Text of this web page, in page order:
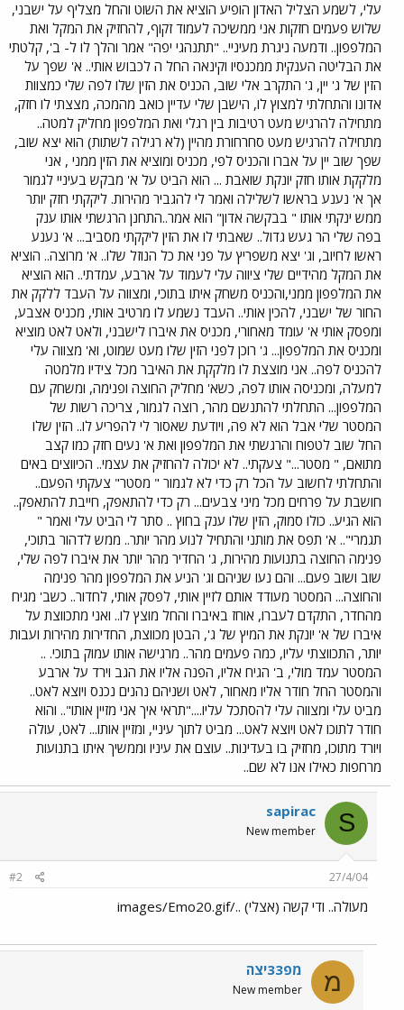
עלי, לשמע הצליל האדון הופיע הוציא את השוט והחל מצליף על ישבני,
שלוש פעמים חזקות אני ממשיכה לעמוד זקוף, להחזיק את המקל ואת
המלפפון.. ודמעה ניגרת מעיניי.. "תתנהגי יפה" אמר והלך לו ל- ב', קלטתי
את הבליטה הענקית ממכנסיו וקינאה החל ה לכבוש אותי.. א' שפך על
הזין של ג' יין, ג' התקרב אלי שוב, הכניס את הזין שלו לפה שלי כמצוות
אדונו והתחלתי למצוץ לו, הישבן שלי עדיין כואב מהמכה, מצצתי לו חזק,
מתחילה להרגיש מעט רטיבות בין רגלי ואת המלפפון מחליק למטה..
מתחילה להרגיש מעט סחרחורת מהיין (לא רגילה לשתות) הוא יצא שוב,
שפך שוב יין על אברו והכניס לפי, מכניס ומוציא את הזין ממני , אני
מלקקת אותו חזק יונקת שואבת ... הוא הביט על א' מבקש בעיניי לגמור
אך א' נענע בראשו לשלילה ואמר לי להגביר מהירות. ליקקתי חזק יותר
ממש ינקתי אותו " בבקשה אדון" הוא אמר..התחנן הרגשתי אותו ענק
בפה שלי הר געש גדול.. שאבתי לו את הזין ליקקתי מסביב... א' נענע
ראשו לחיוב, וג' יצא משפריץ על פני את כל הנוזל שלו.. א' מרוצה.. הוציא
את המקל מהידיים שלי ציווה עלי לעמוד על ארבע, עמדתי.. הוא הוציא
את המלפפון ממני,והכניס משחק איתו בתוכי, ומצווה על העבד ללקק את
החור של ישבני, להכין אותי.. העבד נשמע לו מרטיב אותי, מכניס אצבע,
ומפסק אותי א' עומד מאחורי, מכניס את איברו לישבני, ולאט לאט מוציא
ומכניס את המלפפון... ג' רוכן לפני הזין שלו מעט שמוט, וא' מצווה עלי
להכניס לפה.. אני מוצצת לו מלקקת את האיבר מכל צידיו מלמטה
למעלה, ומכניסה אותו לפה, כשא' מחליק החוצה ופנימה, ומשחק עם
המלפפון... התחלתי להתנשם מהר, רוצה לגמור, צריכה רשות של
המסטר שלי אבל הוא לא פה, ויודעת שאסור לי להפריע לו.. הזין שלו
החל שוב לטפוח והרגשתי את המלפפון ואת א' נעים חזק כמו קצב
מתואם, " מסטר..." צעקתי.. לא יכולה להחזיק את עצמי.. הכיווצים באים
והתחלתי לחשוב על הכל רק כדי לא לגמור " מסטר" צעקתי הפעם..
חושבת על פרחים מכל מיני צבעים... רק כדי להתאפק, חייבת להתאפק..
הוא הגיע.. כולו סמוק, הזין שלו ענק בחוץ .. סתר לי הביט עלי ואמר "
תגמרי".. א' תפס את מותני והתחיל לנוע מהר יותר.. ממש לדהור בתוכי,
פנימה החוצה בתנועות מהירות, ג' החדיר מהר יותר את איברו לפה שלי,
שוב ושוב פעם... והם נעו שניהם וג' הניע את המלפפון מהר פנימה
והחוצה... המסטר מעודד אותם לזיין אותי, לפסק אותי, לחדור.. כשב' מגיח
מהחדר, התקדם לעברו, אוחז באיברו והחל מוצץ לו.. ואני מתכווצת על
איברו של א' יונקת את המיץ של ג', הבטן מכווצת, החדירות מהירות ועבות
יותר, התכווצתי עליו, כמה פעמים מהר.. מרגישה אותו עמוק בתוכי. ..
המסטר עמד מולי, ב' הגיח אליו, הפנה אליו את הגב וירד על ארבע
והמסטר החל חודר אליו מאחור, לאט ושניהם נהנים נכנס ויוצא לאט..
מביט עלי ומצווה עלי להסתכל עליו...."תראי איך אני מזיין אותו".. והוא
חודר לתוכו לאט ויוצא לאט... מביט לתוך עיניי, ומזיין אותו... לאט, עולה
ויורד מתוכו, מחזיק בו בעדינות.. עוצם את עיניו וממשיך איתו בתנועות
מרחפות כאילו אנו לא שם..
S
sapirac
New member
27/4/04
#2
מעולה.. ודי קשה (אצלי) ../images/Emo20.gif
מ מפ33יצה
New member